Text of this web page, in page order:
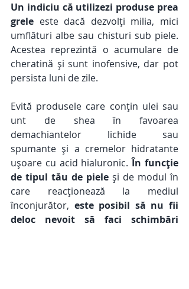
Un indiciu că utilizezi produse prea
grele este dacă dezvolți milia, mici
umflături albe sau chisturi sub piele.
Acestea reprezintă o acumulare de
cheratină și sunt inofensive, dar pot
persista luni de zile.
Evită produsele care conțin ulei sau
unt de shea în favoarea
demachiantelor lichide sau
spumante și a cremelor hidratante
ușoare cu acid hialuronic. În funcție
de tipul tău de piele și de modul în
care reacționează la mediul
înconjurător, este posibil să nu fii
deloc nevoit să faci schimbări